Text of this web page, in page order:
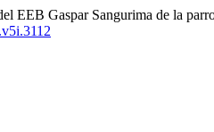
EEB Gaspar Sangurima de la